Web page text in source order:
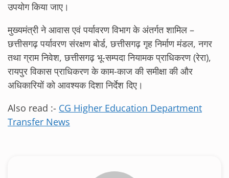
उपयोग किया जाए।
मुख्यमंत्री ने आवास एवं पर्यावरण विभाग के अंतर्गत शामिल –
छत्तीसगढ़ पर्यावरण संरक्षण बोर्ड, छत्तीसगढ़ गृह निर्माण मंडल, नगर
तथा ग्राम निवेश, छत्तीसगढ़ भू-सम्पदा नियामक प्राधिकरण (रेरा),
रायपुर विकास प्राधिकरण के काम-काज की समीक्षा की और
अधिकारियों को आवश्यक दिशा निर्देश दिए।
Also read :- CG Higher Education Department
Transfer News